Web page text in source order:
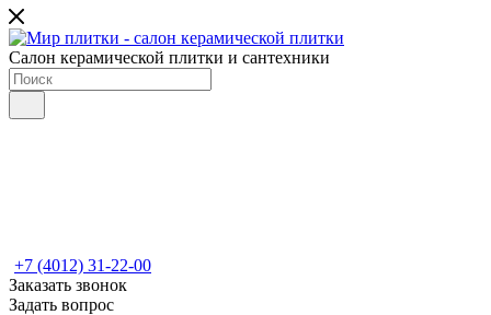
Салон керамической плитки и сантехники
+7 (4012) 31-22-00
Заказать звонок
Задать вопрос